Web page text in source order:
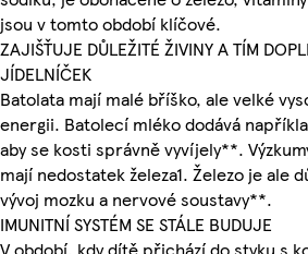
jsou v tomto období klíčové.
ZAJIŠŤUJE DŮLEŽITÉ ŽIVINY A TÍM
JÍDELNÍČEK
Batolata mají malé bříško, ale velké
energii. Batolecí mléko dodává
aby se kosti správně vyvíjely**.
mají nedostatek železa1. Železo je ale
vývoj mozku a nervové soustavy**.
IMUNITNÍ SYSTÉM SE STÁLE BUDUJE
V období, kdy dítě přichází do styku s